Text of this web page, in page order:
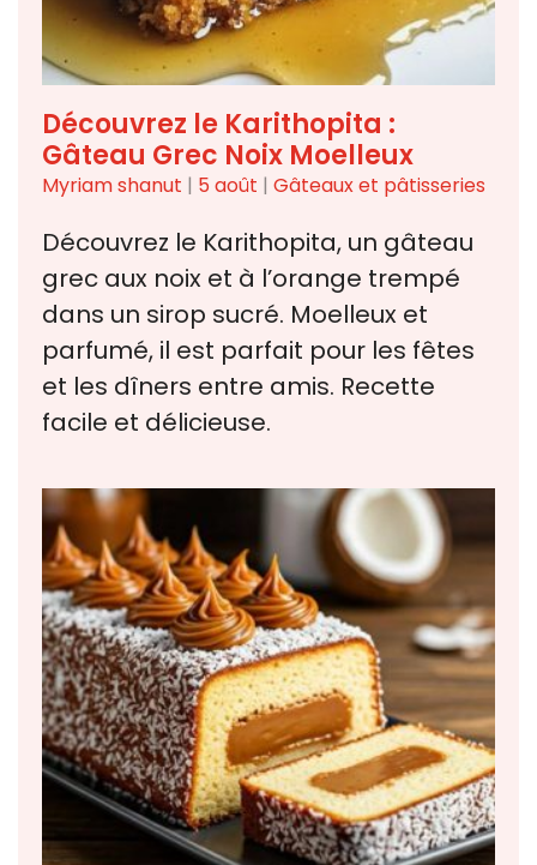
Découvrez le Karithopita :
Gâteau Grec Noix Moelleux
Myriam shanut | 5 août | Gâteaux et pâtisseries
Découvrez le Karithopita, un gâteau
grec aux noix et à l’orange trempé
dans un sirop sucré. Moelleux et
parfumé, il est parfait pour les fêtes
et les dîners entre amis. Recette
facile et délicieuse.